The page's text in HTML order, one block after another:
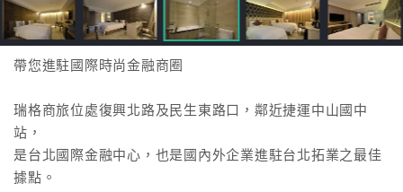
帶您進駐國際時尚金融商圈
瑞格商旅位處復興北路及民生東路口，鄰近捷運中山國中
站，
是台北國際金融中心，也是國內外企業進駐台北拓業之最佳
據點。